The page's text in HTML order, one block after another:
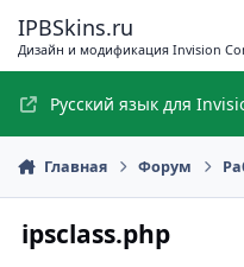
IPBSkins.ru
Дизайн и модификация Invision
Русский язык для
Главная Форум
ipsclass.php